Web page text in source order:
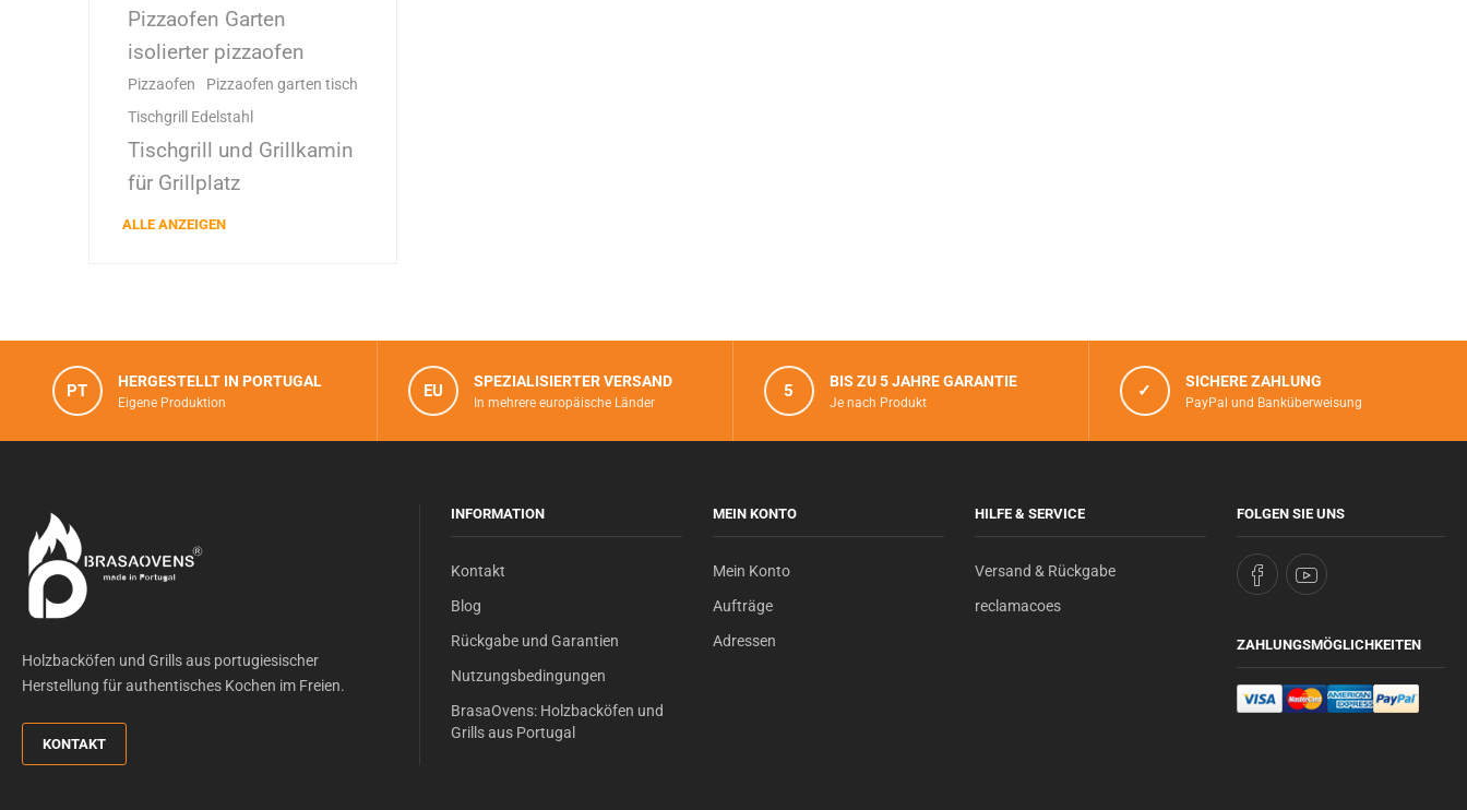
Pizzaofen Garten
isolierter pizzaofen
Pizzaofen
Pizzaofen garten tisch
Tischgrill Edelstahl
Tischgrill und Grillkamin
für Grillplatz
ALLE ANZEIGEN
PT HERGESTELLT IN PORTUGAL
Eigene Produktion
EU SPEZIALISIERTER VERSAND
In mehrere europäische Länder
5 BIS ZU 5 JAHRE GARANTIE
Je nach Produkt
✓ SICHERE ZAHLUNG
PayPal und Banküberweisung
Holzbacköfen und Grills aus portugiesischer
Herstellung für authentisches Kochen im Freien.
KONTAKT
INFORMATION
Kontakt
Blog
Rückgabe und Garantien
Nutzungsbedingungen
BrasaOvens: Holzbacköfen und
Grills aus Portugal
MEIN KONTO
Mein Konto
Aufträge
Adressen
HILFE & SERVICE
Versand & Rückgabe
reclamacoes
FOLGEN SIE UNS
ZAHLUNGSMÖGLICHKEITEN